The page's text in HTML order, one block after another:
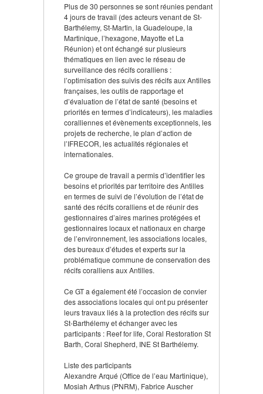
Plus de 30 personnes se sont réunies pendant
4 jours de travail (des acteurs venant de St-
Barthélemy, St-Martin, la Guadeloupe, la
Martinique, l’hexagone, Mayotte et La
Réunion) et ont échangé sur plusieurs
thématiques en lien avec le réseau de
surveillance des récifs coralliens :
l’optimisation des suivis des récifs aux Antilles
françaises, les outils de rapportage et
d’évaluation de l’état de santé (besoins et
priorités en termes d’indicateurs), les maladies
coralliennes et évènements exceptionnels, les
projets de recherche, le plan d’action de
l’IFRECOR, les actualités régionales et
internationales.
Ce groupe de travail a permis d’identifier les
besoins et priorités par territoire des Antilles
en termes de suivi de l’évolution de l’état de
santé des récifs coralliens et de réunir des
gestionnaires d’aires marines protégées et
gestionnaires locaux et nationaux en charge
de l’environnement, les associations locales,
des bureaux d’études et experts sur la
problématique commune de conservation des
récifs coralliens aux Antilles.
Ce GT a également été l’occasion de convier
des associations locales qui ont pu présenter
leurs travaux liés à la protection des récifs sur
St-Barthélemy et échanger avec les
participants : Reef for life, Coral Restoration St
Barth, Coral Shepherd, INE St Barthélemy.
Liste des participants
Alexandre Arqué (Office de l’eau Martinique),
Mosiah Arthus (PNRM), Fabrice Auscher